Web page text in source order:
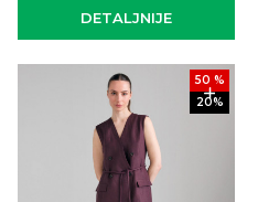
DETALJNIJE
50 %
20%